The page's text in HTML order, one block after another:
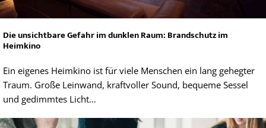
Die unsichtbare Gefahr im dunklen Raum: Brandschutz im
Heimkino
Ein eigenes Heimkino ist für viele Menschen ein lang gehegter
Traum. Große Leinwand, kraftvoller Sound, bequeme Sessel
und gedimmtes Licht…